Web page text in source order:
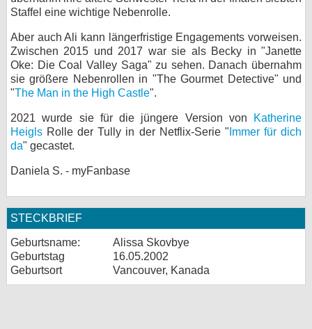
Staffel eine wichtige Nebenrolle.
Aber auch Ali kann längerfristige Engagements vorweisen.
Zwischen 2015 und 2017 war sie als Becky in "Janette
Oke: Die Coal Valley Saga" zu sehen. Danach übernahm
sie größere Nebenrollen in "The Gourmet Detective" und
"The Man in the High Castle".
2021 wurde sie für die jüngere Version von
Katherine
Heigls Rolle der Tully in der Netflix-Serie " Immer für dich
da" gecastet.
Daniela S. - myFanbase
STECKBRIEF
Geburtsname:
Alissa Skovbye
Geburtstag
16.05.2002
Geburtsort
Vancouver, Kanada
Datenschutz
Cookie-Einstellungen
Impressum